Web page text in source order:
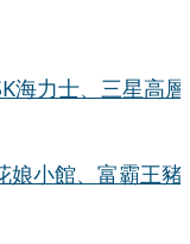
海力士、三星高層
娘小館、富霸王豬